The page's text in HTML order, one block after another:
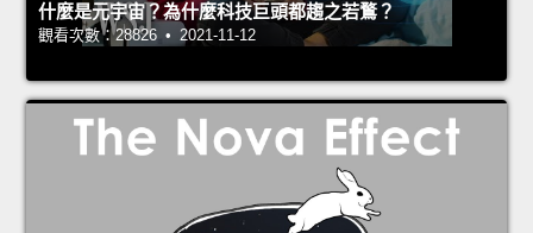
什麼是元宇宙？為什麼科技巨頭都趨之若鶩？
觀看次數：28826 • 2021-11-12